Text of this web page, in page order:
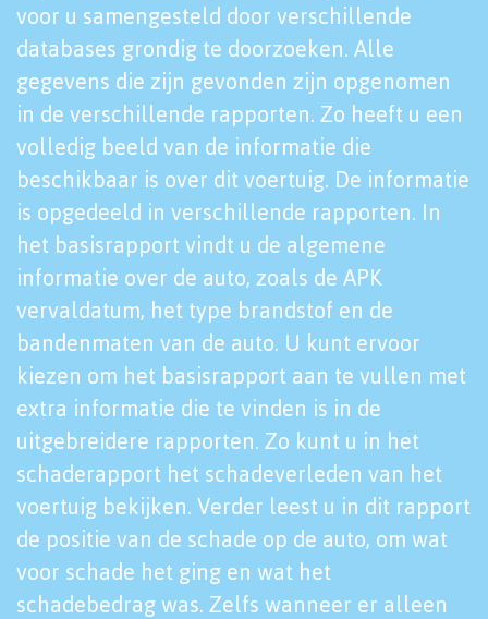
voor u samengesteld door verschillende
databases grondig te doorzoeken. Alle
gegevens die zijn gevonden zijn opgenomen
in de verschillende rapporten. Zo heeft u een
volledig beeld van de informatie die
beschikbaar is over dit voertuig. De informatie
is opgedeeld in verschillende rapporten. In
het basisrapport vindt u de algemene
informatie over de auto, zoals de APK
vervaldatum, het type brandstof en de
bandenmaten van de auto. U kunt ervoor
kiezen om het basisrapport aan te vullen met
extra informatie die te vinden is in de
uitgebreidere rapporten. Zo kunt u in het
schaderapport het schadeverleden van het
voertuig bekijken. Verder leest u in dit rapport
de positie van de schade op de auto, om wat
voor schade het ging en wat het
schadebedrag was. Zelfs wanneer er alleen